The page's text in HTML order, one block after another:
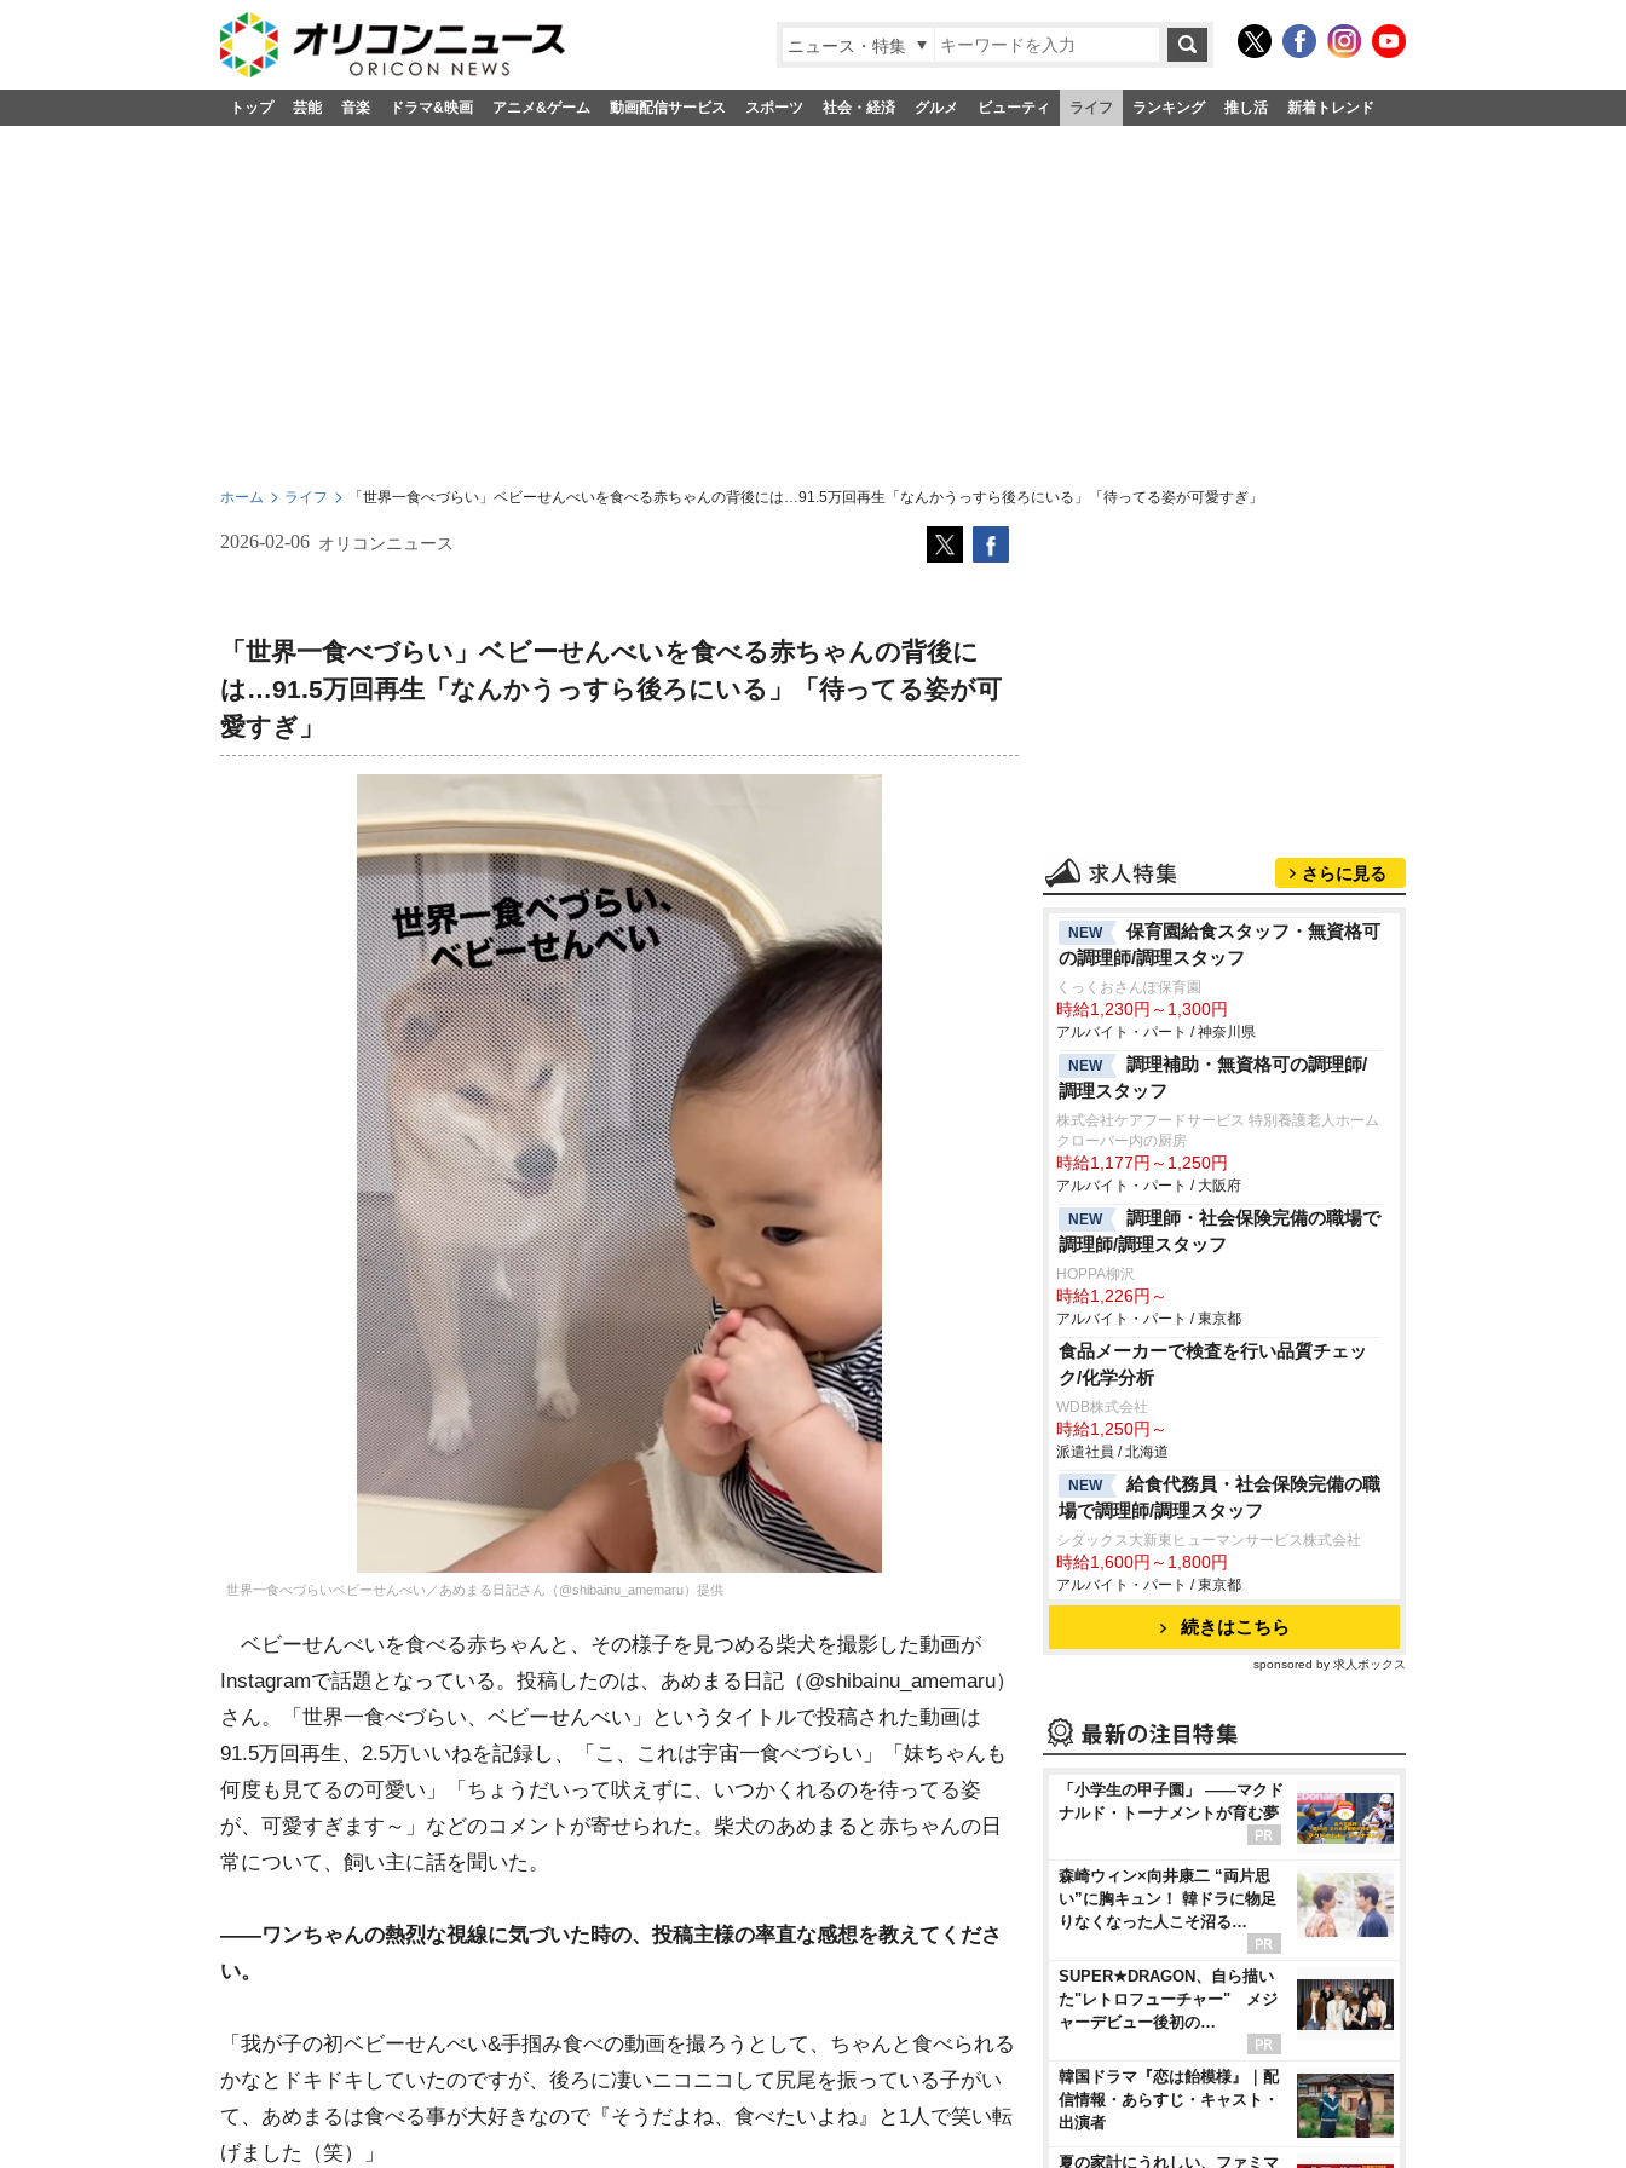
ニュース・特集
トップ 芸能 音楽 ドラマ&映画 アニメ&ゲーム 動画配信サービス スポーツ 社会・経済 グルメ ビューティ ライフ ランキング 推し活 新着トレンド
ホーム ライフ 「世界一食べづらい」ベビーせんべいを食べる赤ちゃんの背後には…91.5万回再生「なんかうっすら後ろにいる」「待ってる姿が可愛すぎ」
2026-02-06 オリコンニュース
「世界一食べづらい」ベビーせんべいを食べる赤ちゃんの背後に
は…91.5万回再生「なんかうっすら後ろにいる」「待ってる姿が可
愛すぎ」
世界一食べづらいベビーせんべい／あめまる日記さん（@shibainu_amemaru）提供
ベビーせんべいを食べる赤ちゃんと、その様子を見つめる柴犬を撮影した動画が
Instagramで話題となっている。投稿したのは、あめまる日記（@shibainu_amemaru）
さん。「世界一食べづらい、ベビーせんべい」というタイトルで投稿された動画は
91.5万回再生、2.5万いいねを記録し、「こ、これは宇宙一食べづらい」「妹ちゃんも
何度も見てるの可愛い」「ちょうだいって吠えずに、いつかくれるのを待ってる姿
が、可愛すぎます～」などのコメントが寄せられた。柴犬のあめまると赤ちゃんの日
常について、飼い主に話を聞いた。
――ワンちゃんの熱烈な視線に気づいた時の、投稿主様の率直な感想を教えてくださ
い。
「我が子の初ベビーせんべい&手掴み食べの動画を撮ろうとして、ちゃんと食べられる
かなとドキドキしていたのですが、後ろに凄いニコニコして尻尾を振っている子がい
て、あめまるは食べる事が大好きなので『そうだよね、食べたいよね』と1人で笑い転
げました（笑）」
さらに見る
NEW
保育園給食スタッフ・無資格可
の調理師/調理スタッフ
くっくおさんぽ保育園
時給1,230円～1,300円
アルバイト・パート / 神奈川県
NEW
調理補助・無資格可の調理師/
調理スタッフ
株式会社ケアフードサービス 特別養護老人ホーム
クローバー内の厨房
時給1,177円～1,250円
アルバイト・パート / 大阪府
NEW
調理師・社会保険完備の職場で
調理師/調理スタッフ
HOPPA柳沢
時給1,226円～
アルバイト・パート / 東京都
食品メーカーで検査を行い品質チェッ
ク/化学分析
WDB株式会社
時給1,250円～
派遣社員 / 北海道
NEW
給食代務員・社会保険完備の職
場で調理師/調理スタッフ
シダックス大新東ヒューマンサービス株式会社
時給1,600円～1,800円
アルバイト・パート / 東京都
続きはこちら
sponsored by 求人ボックス
「小学生の甲子園」 ――マクド
ナルド・トーナメントが育む夢
森崎ウィン×向井康二 “両片思
い”に胸キュン！ 韓ドラに物足
りなくなった人こそ沼る…
SUPER★DRAGON、自ら描い
た"レトロフューチャー" メジ
ャーデビュー後初の…
韓国ドラマ『恋は飴模様』｜配
信情報・あらすじ・キャスト・
出演者
夏の家計にうれしい、ファミマ